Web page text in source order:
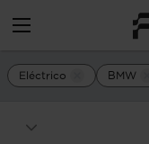
Eléctrico BMW